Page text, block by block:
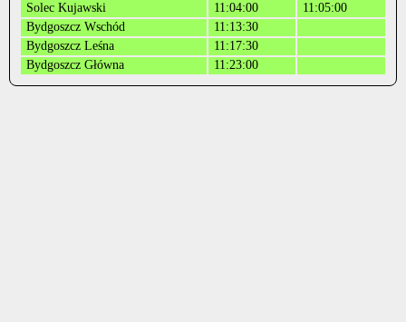
Solec Kujawski
11:04:00
11:05:00
Bydgoszcz Wschód
11:13:30
Bydgoszcz Leśna
11:17:30
Bydgoszcz Główna
11:23:00